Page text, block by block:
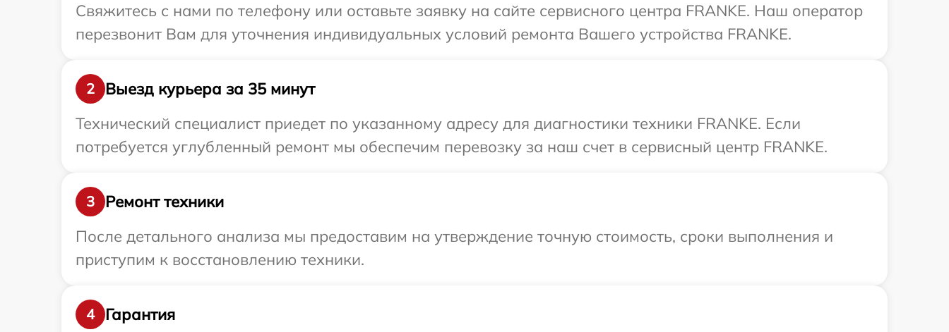
Свяжитесь с нами по телефону или оставьте заявку на сайте сервисного центра FRANKE. Наш оператор
перезвонит Вам для уточнения индивидуальных условий ремонта Вашего устройства FRANKE.
2
Выезд курьера за 35 минут
Технический специалист приедет по указанному адресу для диагностики техники FRANKE. Если
потребуется углубленный ремонт мы обеспечим перевозку за наш счет в сервисный центр FRANKE.
3
Ремонт техники
После детального анализа мы предоставим на утверждение точную стоимость, сроки выполнения и
приступим к восстановлению техники.
4
Гарантия